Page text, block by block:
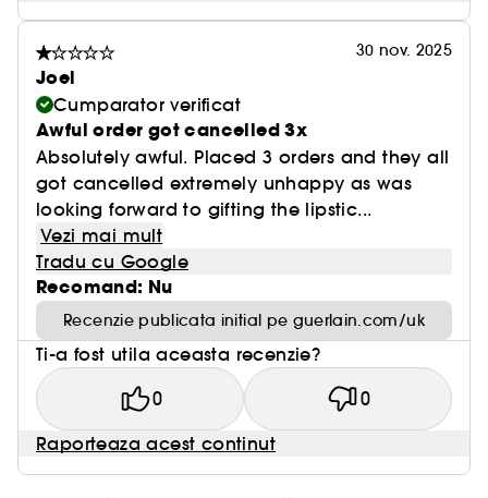
30 nov. 2025
Joel
Cumparator verificat
Awful order got cancelled 3x
Absolutely awful. Placed 3 orders and they all
got cancelled extremely unhappy as was
looking forward to gifting the lipstic...
Vezi mai mult
Tradu cu Google
Recomand: Nu
Recenzie publicata initial pe guerlain.com/uk
Ti-a fost utila aceasta recenzie?
0 0
Raporteaza acest continut